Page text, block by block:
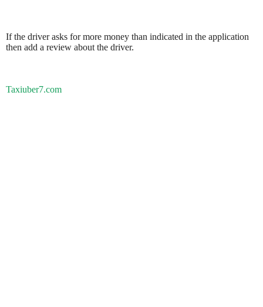
If the driver asks for more money than indicated in the application
then add a review about the driver.
Taxiuber7.com